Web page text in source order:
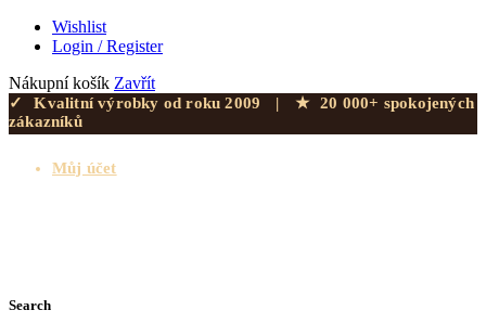
Wishlist
Login / Register
Nákupní košík Zavřít
✓ Kvalitní výrobky od roku 2009 | ★
20 000+ spokojených
zákazníků
Můj účet
Search